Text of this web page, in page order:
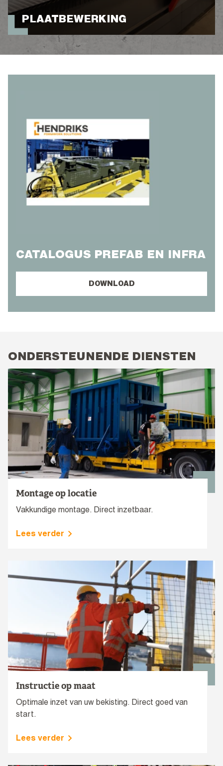
PLAATBEWERKING
CATALOGUS PREFAB EN INFRA
DOWNLOAD
ONDERSTEUNENDE DIENSTEN
Montage op locatie
Vakkundige montage. Direct inzetbaar.
Lees verder
Instructie op maat
Optimale inzet van uw bekisting. Direct goed van
start.
Lees verder